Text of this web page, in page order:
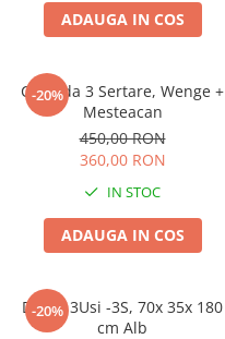
ADAUGA IN COS
-20%
Comoda 3 Sertare, Wenge +
Mesteacan
450,00 RON
360,00 RON
IN STOC
ADAUGA IN COS
-20%
Dulap 3Usi -3S, 70x 35x 180
cm Alb